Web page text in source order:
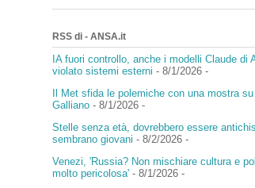
RSS di - ANSA.it
IA fuori controllo, anche i modelli Claude di
violato sistemi esterni - 8/1/2026-
Il Met sfida le polemiche con una mostra
Galliano- 8/1/2026-
Stelle senza età, dovrebbero essere
sembrano giovani - 8/2/2026-
Venezi, 'Russia? Non mischiare cultura e
molto pericolosa'- 8/1/2026-